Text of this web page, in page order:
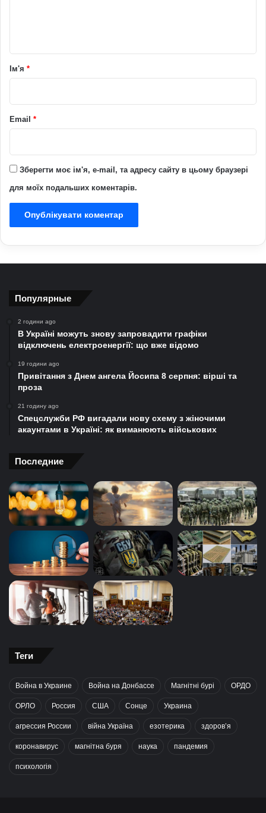
р
*
Ім'я *
Email *
Зберегти моє ім'я, e-mail, та адресу сайту в цьому браузері
для моїх подальших коментарів.
Популярные
2 години ago
В Україні можуть знову запровадити графіки
відключень електроенергії: що вже відомо
19 години ago
Привітання з Днем ангела Йосипа 8 серпня: вірші та
проза
21 годину ago
Спецслужби РФ вигадали нову схему з жіночими
акаунтами в Україні: як виманюють військових
Последние
Теги
Война в Украине Война на Донбассе Магнітні бурі ОРДО
ОРЛО Россия США Сонце Украина
агрессия России війна Україна езотерика здоров’я
коронавирус магнітна буря наука пандемия
психологія